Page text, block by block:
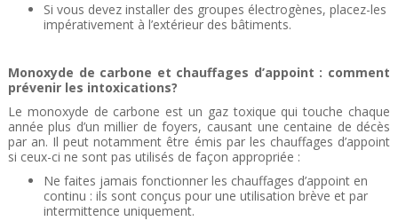
Si vous devez installer des groupes électrogènes, placez-les
impérativement à l’extérieur des bâtiments.
Monoxyde de carbone et chauffages d’appoint : comment
prévenir les intoxications?
Le monoxyde de carbone est un gaz toxique qui touche chaque
année plus d’un millier de foyers, causant une centaine de décès
par an. Il peut notamment être émis par les chauffages d’appoint
si ceux-ci ne sont pas utilisés de façon appropriée :
Ne faites jamais fonctionner les chauffages d’appoint en
continu : ils sont conçus pour une utilisation brève et par
intermittence uniquement.